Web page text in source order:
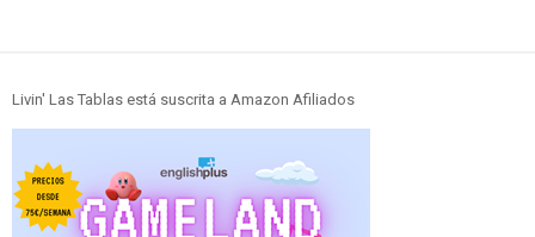
Livin' Las Tablas está suscrita a Amazon Afiliados